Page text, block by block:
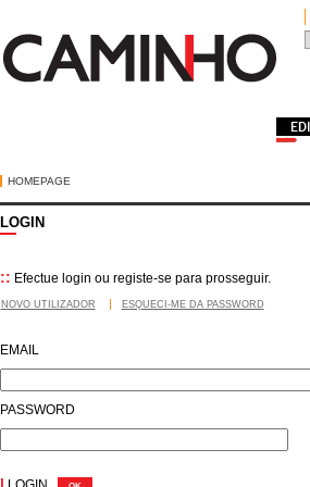
HOMEPAGE
LOGIN
:: Efectue login ou registe-se para prosseguir.
NOVO UTILIZADOR ESQUECI-ME DA PASSWORD
EMAIL
PASSWORD